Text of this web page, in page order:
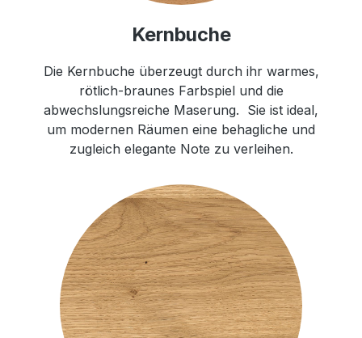
Kernbuche
Die Kernbuche überzeugt durch ihr warmes,
rötlich-braunes Farbspiel und die
abwechslungsreiche Maserung. Sie ist ideal,
um modernen Räumen eine behagliche und
zugleich elegante Note zu verleihen.